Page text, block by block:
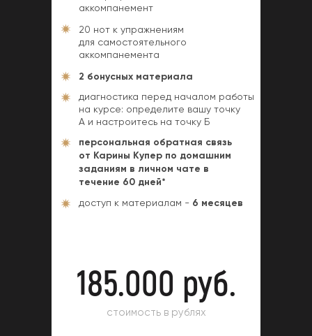
аккомпанемент
20 нот к упражнениям
для самостоятельного
аккомпанемента
2 бонусных материала
диагностика перед началом работы
на курсе: определите вашу точку
А и настроитесь на точку Б
185.000 руб.
доступ к материалам - 6 месяцев
стоимость в рублях
персональная обратная связь
от Карины Купер по домашним
заданиям в личном чате в
течение 60 дней*